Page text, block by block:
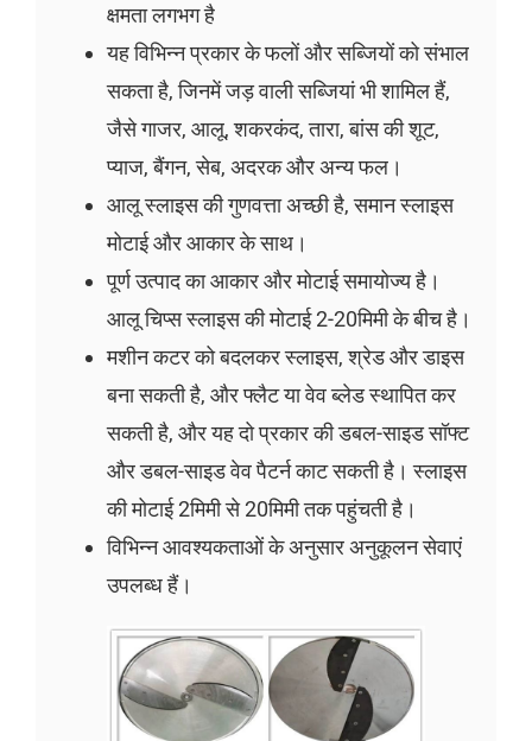
क्षमता लगभग है
यह विभिन्न प्रकार के फलों और सब्जियों को संभाल
सकता है, जिनमें जड़ वाली सब्जियां भी शामिल हैं,
जैसे गाजर, आलू, शकरकंद, तारा, बांस की शूट,
प्याज, बैंगन, सेब, अदरक और अन्य फल।
आलू स्लाइस की गुणवत्ता अच्छी है, समान स्लाइस
मोटाई और आकार के साथ।
पूर्ण उत्पाद का आकार और मोटाई समायोज्य है।
आलू चिप्स स्लाइस की मोटाई 2-20मिमी के बीच है।
मशीन कटर को बदलकर स्लाइस, श्रेड और डाइस
बना सकती है, और फ्लैट या वेव ब्लेड स्थापित कर
सकती है, और यह दो प्रकार की डबल-साइड सॉफ्ट
और डबल-साइड वेव पैटर्न काट सकती है। स्लाइस
की मोटाई 2मिमी से 20मिमी तक पहुंचती है।
विभिन्न आवश्यकताओं के अनुसार अनुकूलन सेवाएं
उपलब्ध हैं।